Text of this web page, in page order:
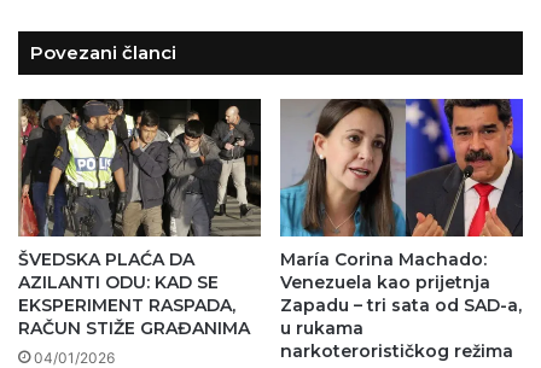
Povezani članci
ŠVEDSKA PLAĆA DA
AZILANTI ODU: KAD SE
EKSPERIMENT RASPADA,
RAČUN STIŽE GRAĐANIMA
04/01/2026
María Corina Machado:
Venezuela kao prijetnja
Zapadu – tri sata od SAD-a,
u rukama
narkoterorističkog režima